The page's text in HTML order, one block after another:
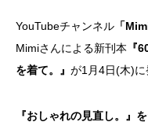
YouTubeチャンネル 「
Mimiさんによる新刊本 『
を着て。』 が1月4日(木)に
『おしゃれの見直し。』